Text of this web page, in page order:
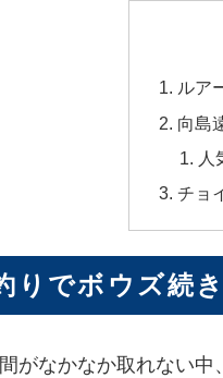
ルア
向島
人
チョ
りでボウズ続き
がなかなか取れない